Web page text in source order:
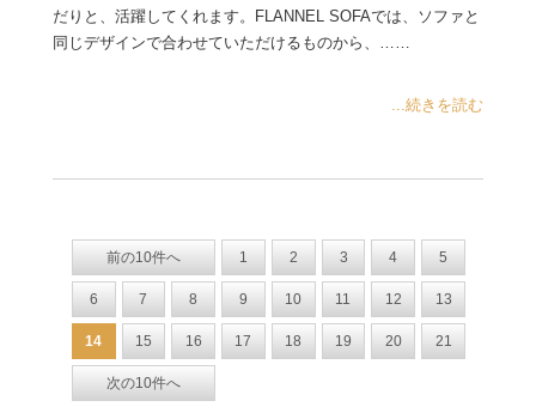
だりと、活躍してくれます。FLANNEL SOFAでは、ソファと
同じデザインで合わせていただけるものから、……
...続きを読む
前の10件へ 1 2 3 4 5
6 7 8 9 10 11 12 13
14 15 16 17 18 19 20 21
次の10件へ